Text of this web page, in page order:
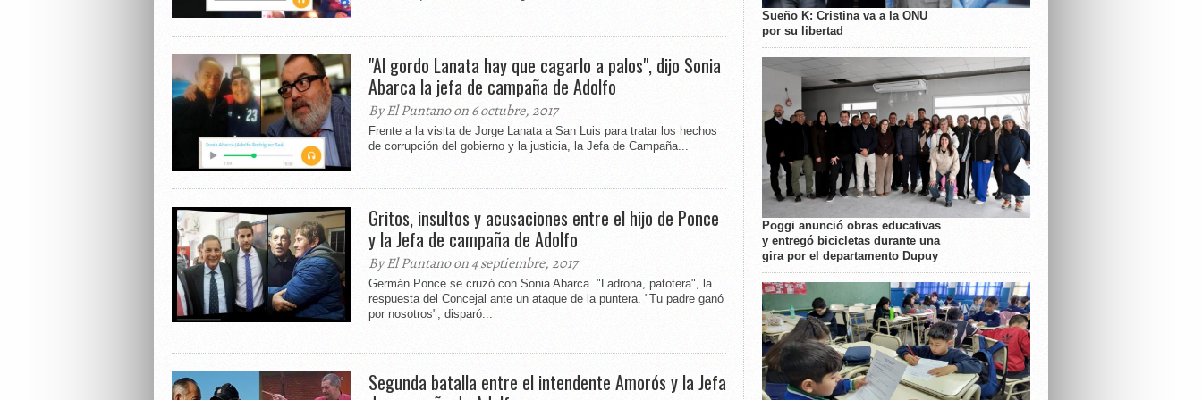
"Al gordo Lanata hay que cagarlo a palos", dijo Sonia
Abarca la jefa de campaña de Adolfo
By El Puntano on 6 octubre, 2017
Frente a la visita de Jorge Lanata a San Luis para tratar los hechos
de corrupción del gobierno y la justicia, la Jefa de Campaña...
Gritos, insultos y acusaciones entre el hijo de Ponce
y la Jefa de campaña de Adolfo
By El Puntano on 4 septiembre, 2017
Germán Ponce se cruzó con Sonia Abarca. "Ladrona, patotera", la
respuesta del Concejal ante un ataque de la puntera. "Tu padre ganó
por nosotros", disparó...
Segunda batalla entre el intendente Amorós y la Jefa
Sueño K: Cristina va a la ONU
por su libertad
Poggi anunció obras educativas
y entregó bicicletas durante una
gira por el departamento Dupuy